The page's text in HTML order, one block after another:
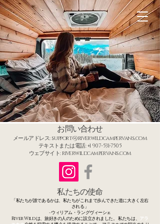
お問い合わせ
メールアドレス: support@riverwildcampervans.com
テキストまたは電話:+1 907-531-7505
ウェブサイト: riverwildcampervans.com
私たちの使命
「私たちが誰であるかは、私たちがこれまで歩んできた道に大きく左右
される」
- ウィリアム・ラングヴィーシェ
River Wild は、旅好きの人のために設立されました。
私たちは、
アラ